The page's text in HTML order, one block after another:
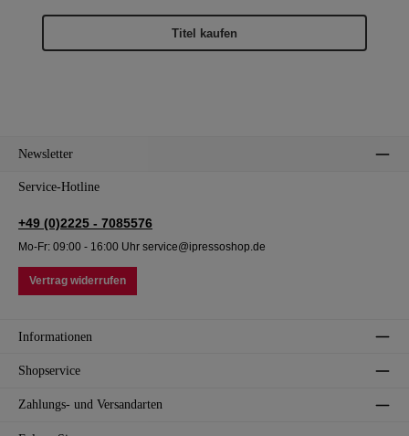
Titel kaufen
Newsletter
Service-Hotline
+49 (0)2225 - 7085576
Mo-Fr: 09:00 - 16:00 Uhr service@ipressoshop.de
Vertrag widerrufen
Informationen
Shopservice
Zahlungs- und Versandarten